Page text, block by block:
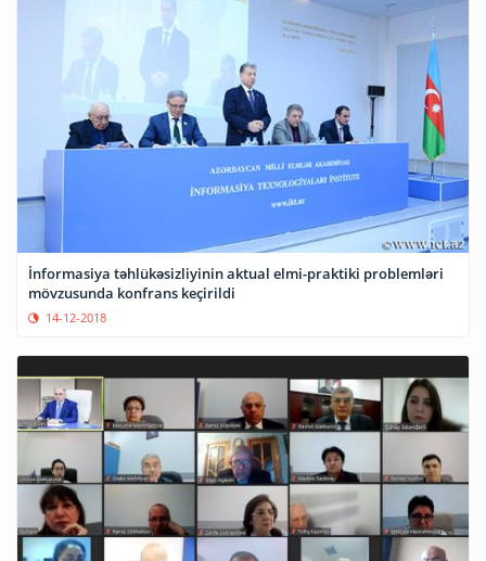
İnformasiya təhlükəsizliyinin aktual elmi-praktiki problemləri
mövzusunda konfrans keçirildi
14-12-2018